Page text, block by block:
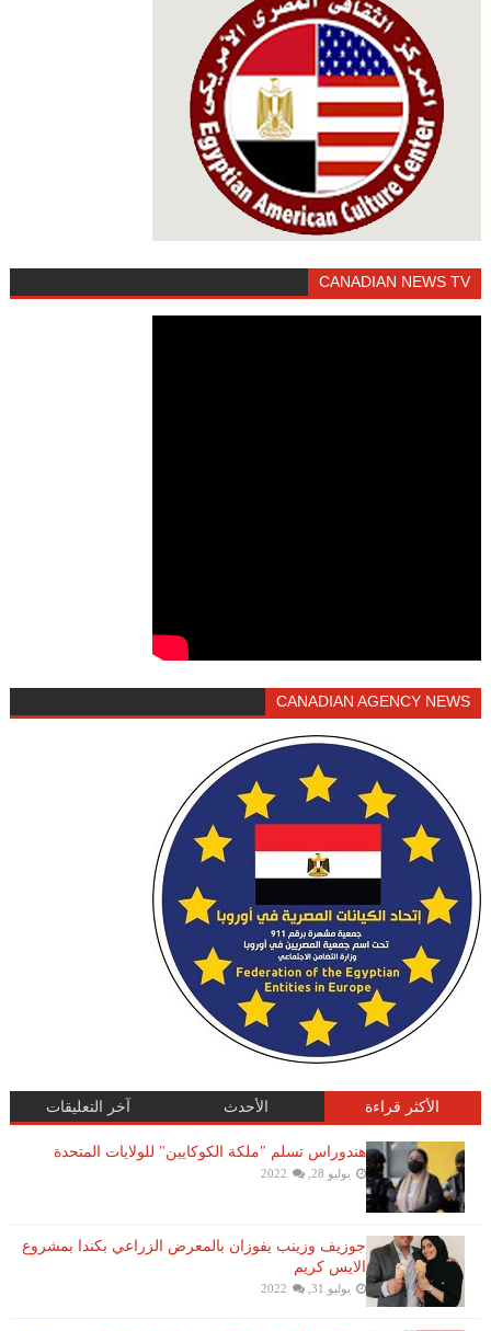
CANADIAN NEWS TV
CANADIAN AGENCY NEWS
الأكثر قراءة الأحدث آخر التعليقات
هندوراس تسلم "ملكة الكوكايين" للولايات المتحدة
يوليو 28, 2022
جوزيف وزينب يفوزان بالمعرض الزراعي بكندا بمشروع
الايس كريم
يوليو 31, 2022